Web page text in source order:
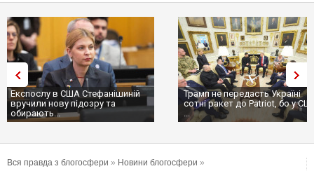
Трамп не передасть Україні
сотні ракет до Patriot, бо у США
...
Вибух у ресторані в Москві:
ціллю був головком ВКС
пр...
Вся правда з блогосфери » Новини блогосфери »